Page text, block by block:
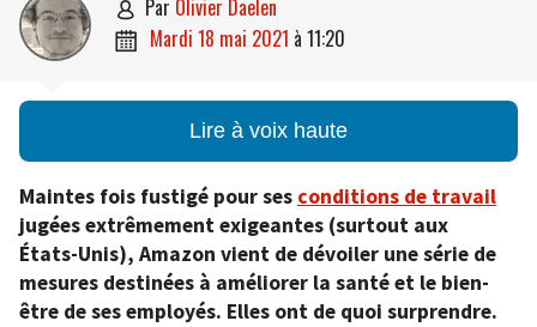
 par Olivier Daelen
 mardi 18 mai 2021 à 11:20
Lire à voix haute
Maintes fois fustigé pour ses conditions de travail
jugées extrêmement exigeantes (surtout aux
États-Unis), Amazon vient de dévoiler une série de
mesures destinées à améliorer la santé et le bien-
être de ses employés. Elles ont de quoi surprendre.